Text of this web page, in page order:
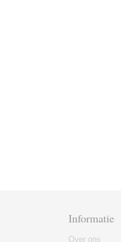
Informatie
Over ons